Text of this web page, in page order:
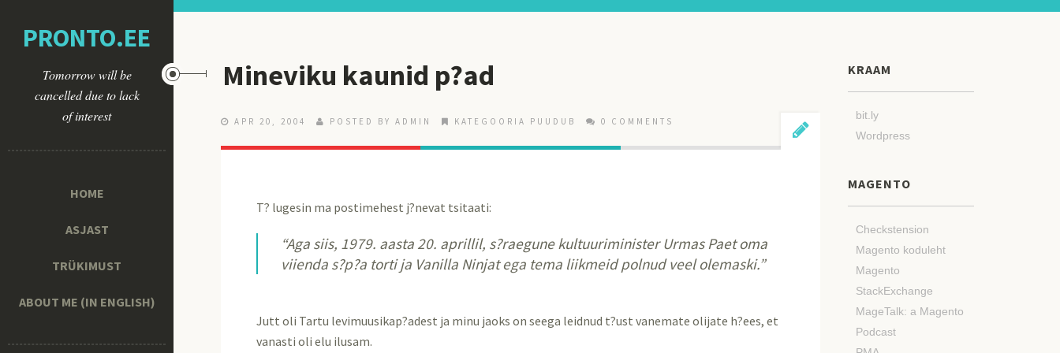
PRONTO.EE
Tomorrow will be
cancelled due to lack
of interest
HOME
ASJAST
TRÜKIMUST
ABOUT ME (IN ENGLISH)
Mineviku kaunid p?ad
APR 20, 2004 POSTED BY ADMIN KATEGOORIA PUUDUB 0 COMMENTS
T? lugesin ma postimehest j?nevat tsitaati:
“Aga siis, 1979. aasta 20. aprillil, s?raegune kultuuriminister Urmas Paet oma
viienda s?p?a torti ja Vanilla Ninjat ega tema liikmeid polnud veel olemaski.”
Jutt oli Tartu levimuusikap?adest ja minu jaoks on seega leidnud t?ust vanemate olijate h?ees, et
vanasti oli elu ilusam.
KRAAM
bit.ly
Wordpress
MAGENTO
Checkstension
Magento koduleht
Magento
StackExchange
MageTalk: a Magento
Podcast